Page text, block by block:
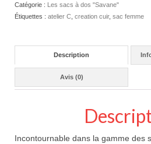
Catégorie : Les sacs à dos "Savane"
Étiquettes : atelier C creation cuir, sac femme
Description
Avis (0)
Incontournable dans la gamme des